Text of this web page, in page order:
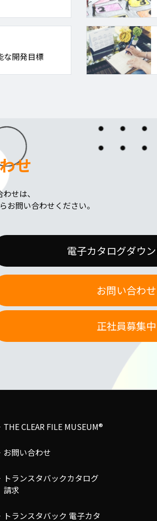
な開発目標
せ
せは、
お問い合わせください。
電子カタログダウ
お問い合わせ
正社員募集中
THE CLEAR FILE MUSEUM®︎
お問い合わせ
トランスタバックカタログ
請求
トランスタバック 電子カタ